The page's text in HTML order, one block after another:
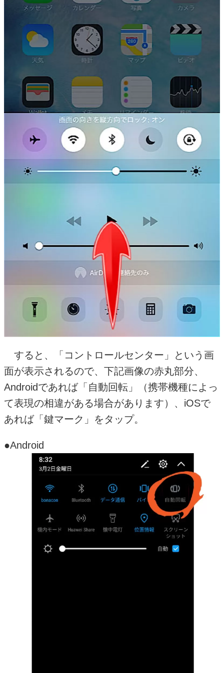
すると、「コントロールセンター」という画
面が表示されるので、下記画像の赤丸部分、
Androidであれば「自動回転」（携帯機種によっ
て表現の相違がある場合があります）、iOSで
あれば「鍵マーク」をタップ。
●Android